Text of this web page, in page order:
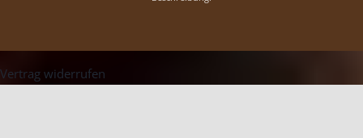
Vertrag widerrufen